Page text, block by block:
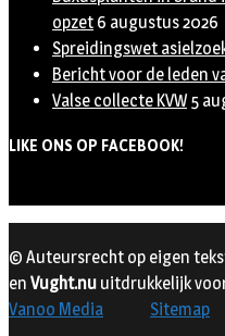
opzet 6 augustus 2026
Spreidingswet
Bericht voor de leden
Valse collecte KVW 5
LIKE ONS OP FACEBOOK!
© Auteursrecht op eigen
en Vught.nu uitdrukkelijk
Vanoo Media
Sitemap